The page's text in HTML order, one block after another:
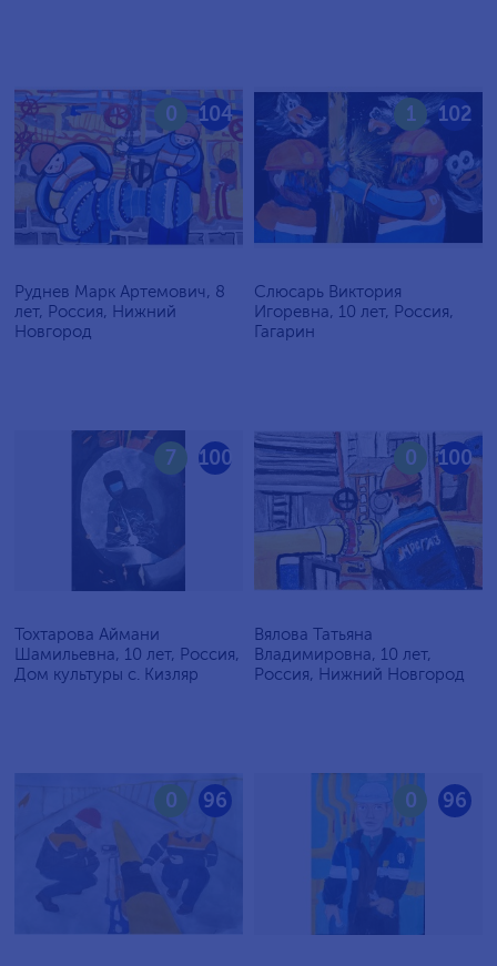
104
0
Руднев Марк Артемович, 8
лет, Россия, Нижний
Новгород
102
1
Слюсарь Виктория
Игоревна, 10 лет, Россия,
Гагарин
100
7
Тохтарова Аймани
Шамильевна, 10 лет, Россия,
Дом культуры с. Кизляр
100
0
Вялова Татьяна
Владимировна, 10 лет,
Россия, Нижний Новгород
96
0 96
0